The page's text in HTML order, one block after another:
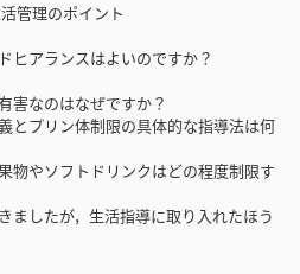
管理のポイント
ヒアランスはよいのですか？
害なのはなぜですか？
とプリン体制限の具体的な指導法は何
物やソフトドリンクはどの程度制限す
ましたが，生活指導に取り入れたほう